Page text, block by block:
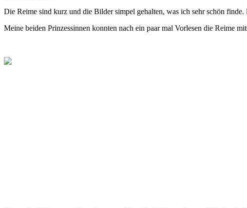
Die Reime sind kurz und die Bilder simpel gehalten, was ich sehr schön
Meine beiden Prinzessinnen konnten nach ein paar mal Vorlesen die Reime